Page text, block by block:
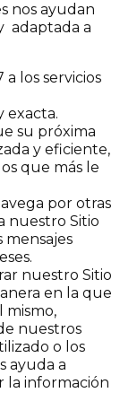
nos ayudan
adaptada a
los servicios
exacta.
su próxima
y eficiente,
que más le
por otras
nuestro Sitio
mensajes
nuestro Sitio
en la que
mismo,
nuestros
o los
ayuda a
la información